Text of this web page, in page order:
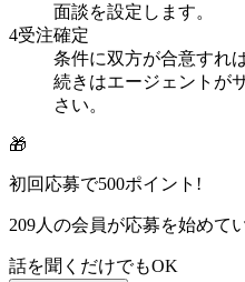
面談を設定します。
4受注確定
条件に双方が合意すれ
続きはエージェントが
さい。
🎁
初回応募で500ポイント!
209人の会員が応募を始めて
話を聞くだけでもOK